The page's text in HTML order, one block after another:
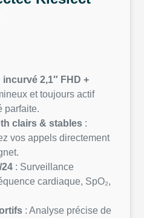
incurvé 2,1″ FHD +
et toujours actif
parfaite.
clairs & stables :
vos appels directement
: Surveillance
cardiaque, SpO₂,
: Analyse précise de